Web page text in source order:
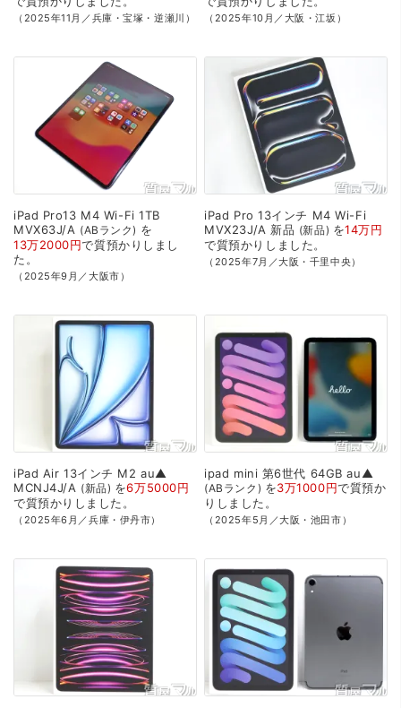
（2025年11月／兵庫・宝塚・逆瀬川） （2025年10月／大阪・江坂）
iPad Pro13 M4 Wi-Fi 1TB
MVX63J/A
ABランク
を
13万2000円で質預かり しまし
た。
（2025年9月／大阪市）
iPad Pro 13インチ M4 Wi-Fi
MVX23J/A 新品 新品 を14万円
で質預かり しました。
（2025年7月／大阪・千里中央）
iPad Air 13インチ M2 au▲
MCNJ4J/A
新品 を6万5000円
で質預かり しました。
（2025年6月／兵庫・伊丹市）
ipad mini 第6世代 64GB au▲
ABランク を3万1000円で質預か
り しました。
（2025年5月／大阪・池田市）